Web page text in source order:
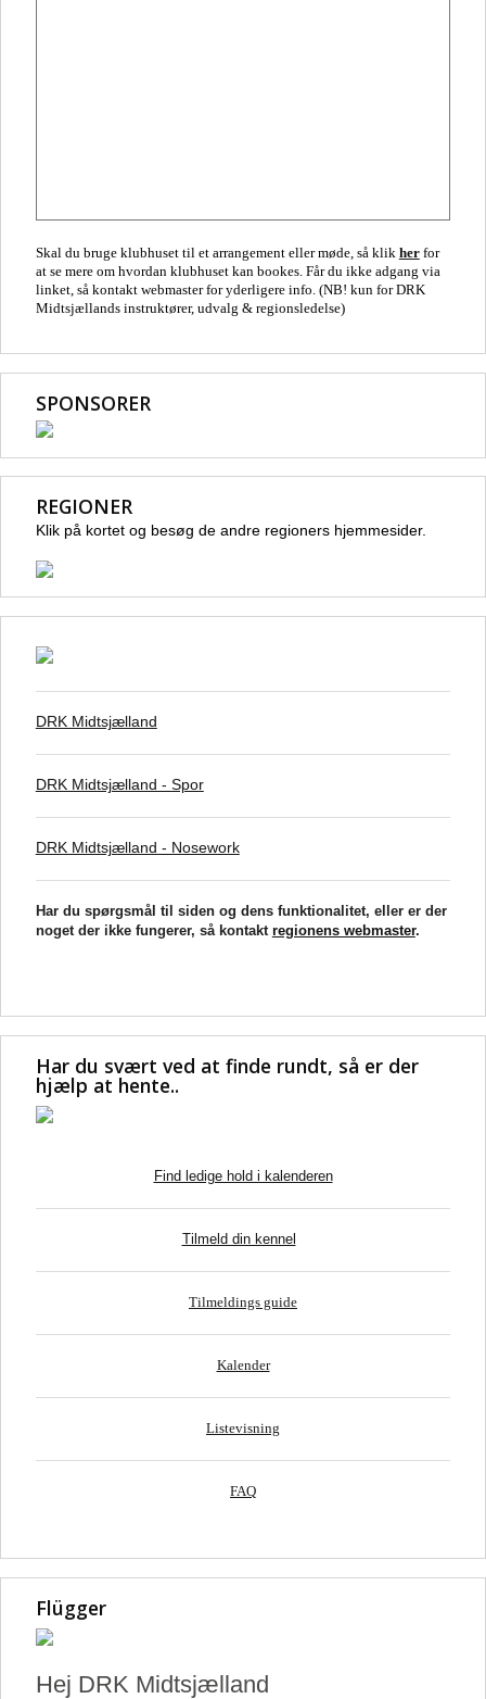
Skal du bruge klubhuset til et arrangement eller møde, så klik herfor
at se mere om hvordan klubhuset kan bookes. Får du ikke adgang via
linket, så kontakt webmaster for yderligere info. (NB! kun for DRK
Midtsjællands instruktører, udvalg & regionsledelse)
SPONSORER
REGIONER
Klik på kortet og besøg de andre regioners hjemmesider.
DRK Midtsjælland
DRK Midtsjælland - Spor
DRK Midtsjælland - Nosework
Har du spørgsmål til siden og dens funktionalitet, eller er der
noget der ikke fungerer, så kontakt regionens webmaster.
Har du svært ved at finde rundt, så er der
hjælp at hente..
Find ledige hold i kalenderen
Tilmeld din kennel
Tilmeldings guide
Kalender
Listevisning
FAQ
Flügger
Hej DRK Midtsjælland